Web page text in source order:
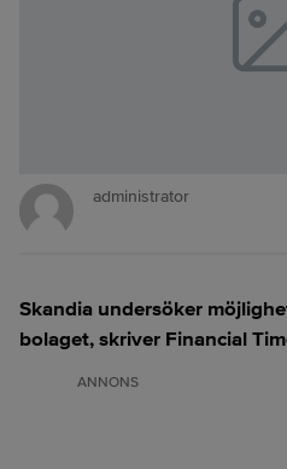
administrator
Skandia undersöker
bolaget, skriver Financial
ANNONS